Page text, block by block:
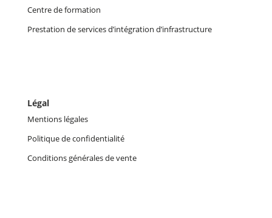
Centre de formation
Prestation de services d’intégration d’infrastructure
Légal
Mentions légales
Politique de confidentialité
Conditions générales de vente